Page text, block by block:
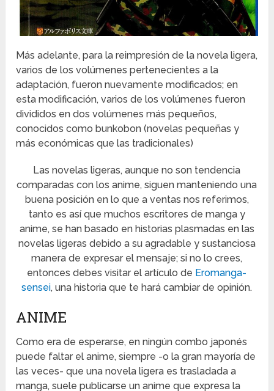
Más adelante, para la reimpresión de la novela ligera,
varios de los volúmenes pertenecientes a la
adaptación, fueron nuevamente modificados; en
esta modificación, varios de los volúmenes fueron
divididos en dos volúmenes más pequeños,
conocidos como bunkobon (novelas pequeñas y
más económicas que las tradicionales)
Las novelas ligeras, aunque no son tendencia
comparadas con los anime, siguen manteniendo una
buena posición en lo que a ventas nos referimos,
tanto es así que muchos escritores de manga y
anime, se han basado en historias plasmadas en las
novelas ligeras debido a su agradable y sustanciosa
manera de expresar el mensaje; si no lo crees,
entonces debes visitar el artículo de Eromanga-
sensei, una historia que te hará cambiar de opinión.
ANIME
Como era de esperarse, en ningún combo japonés
puede faltar el anime, siempre -o la gran mayoría de
las veces- que una novela ligera es trasladada a
manga, suele publicarse un anime que expresa la